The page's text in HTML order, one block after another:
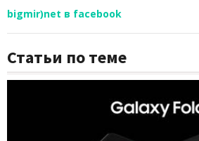
bigmir)net в facebook
Статьи по теме